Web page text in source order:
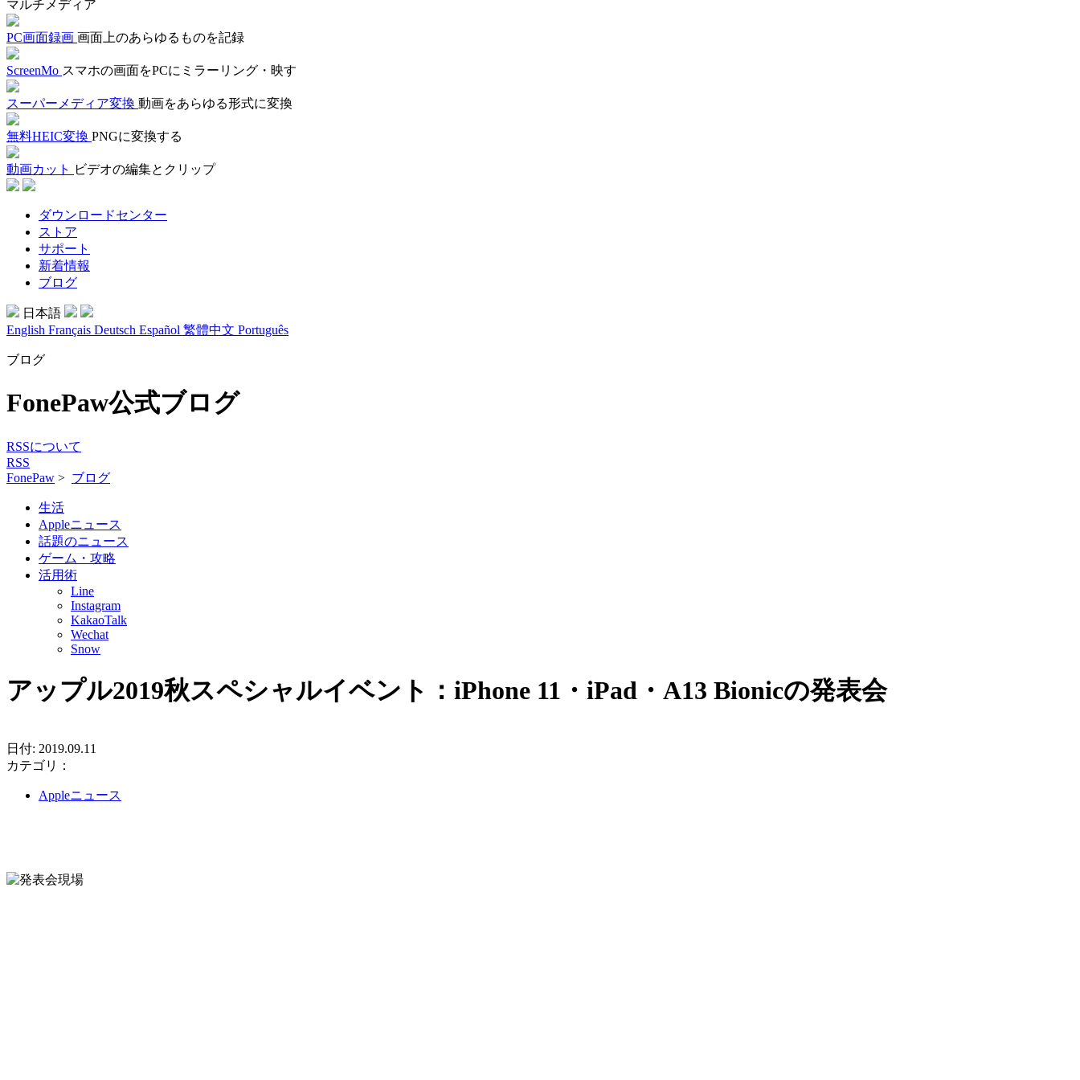
マルチメディア
PC画面録画 画面上のあらゆるものを記録
ScreenMo スマホの画面をPCにミラーリング・映す
スーパーメディア変換 動画をあらゆる形式に変換
無料HEIC変換 PNGに変換する
動画カット ビデオの編集とクリップ
ダウンロードセンター
ストア
サポート
新着情報
ブログ
日本語
English Français Deutsch Español 繁體中文 Português
ブログ
FonePaw公式ブログ
RSSについて
RSS
FonePaw > ブログ
生活
Appleニュース
話題のニュース
ゲーム・攻略
活用術
Line
Instagram
KakaoTalk
Wechat
Snow
アップル2019秋スペシャルイベント：iPhone 11・iPad・A13 Bionicの発表会
日付: 2019.09.11
カテゴリ：
Appleニュース